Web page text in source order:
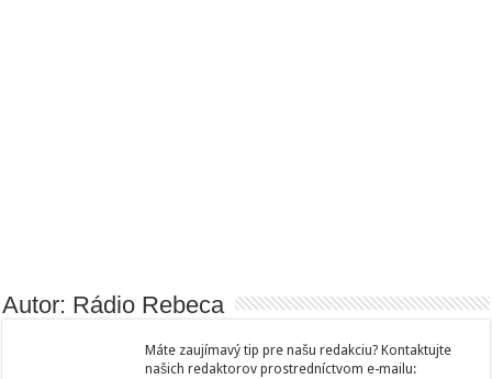
Autor: Rádio Rebeca
Máte zaujímavý tip pre našu redakciu? Kontaktujte
našich redaktorov prostredníctvom e-mailu: